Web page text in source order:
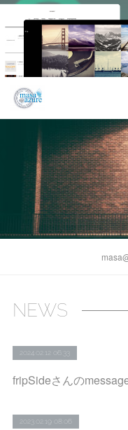
NEWS
2024.02.12 06:33
fripSideさんの
2023.02.19 08:06